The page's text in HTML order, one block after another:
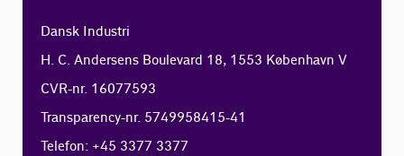
Dansk Industri
H. C. Andersens Boulevard 18, 1553 København V
CVR-nr. 16077593
Transparency-nr. 5749958415-41
Telefon: +45 3377 3377